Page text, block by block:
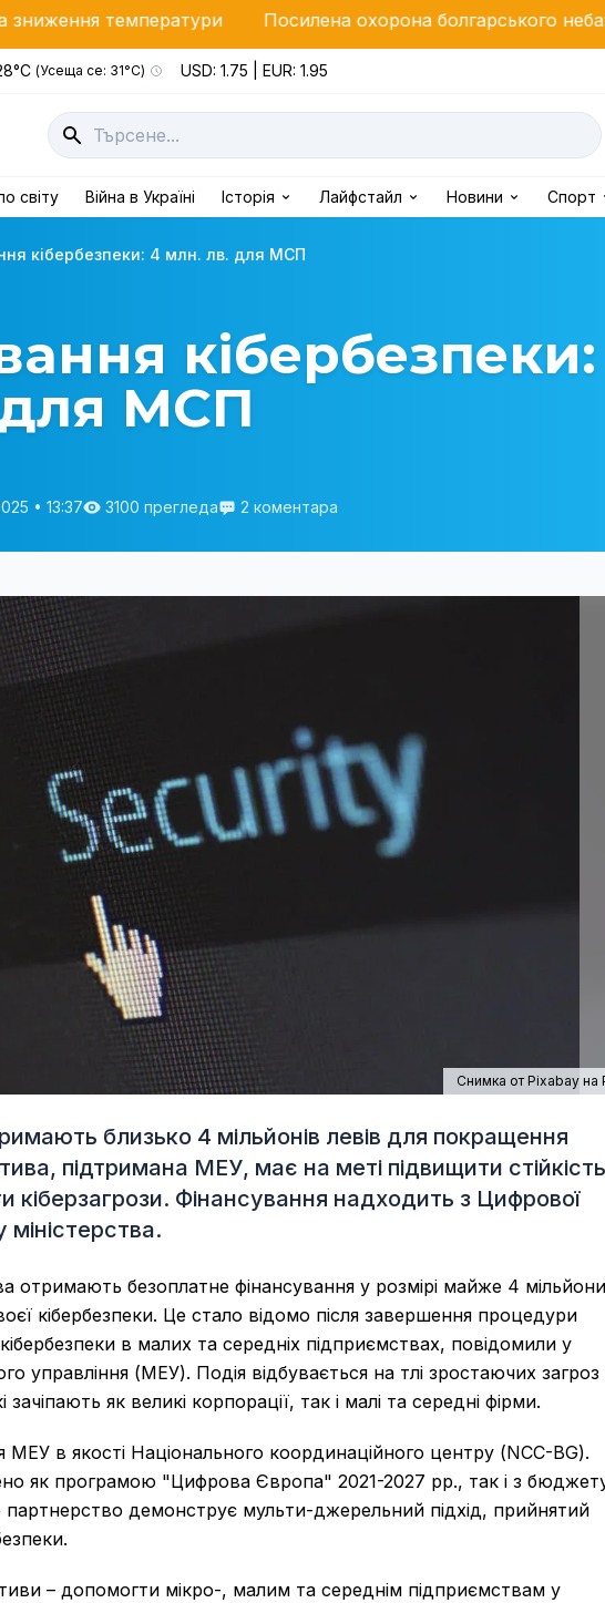
Посилена охорона болгарського неба: міністр
(Усеща се: 31°C) USD: 1.75 | EUR: 1.95
світу Війна в Україні Історія Лайфстайл Новини Спорт
кібербезпеки: 4 млн. лв. для МСП
МСП
• 13:37 3100 прегледа 2 коментара
Снимка отPixabay на
близько 4 мільйонів левів для покращення
підтримана МЕУ, має на меті підвищити стійкість
кіберзагрози. Фінансування надходить з Цифрової
отримають безоплатне фінансування у розмірі майже 4 мільйони
кібербезпеки. Це стало відомо після завершення процедури
в малих та середніх підприємствах, повідомили у
управління (МЕУ). Подія відбувається на тлі зростаючих загроз
як великі корпорації, так і малі та середні фірми.
МЕУ в якості Національного координаційного центру (NCC-BG).
як програмою "Цифрова Європа" 2021-2027 рр., так і з
партнерство демонструє мульти-джерельний підхід, прийнятий
– допомогти мікро-, малим та середнім підприємствам у